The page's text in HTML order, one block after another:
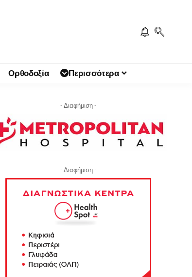
Ορθοδοξία Περισσότερα
- Διαφήμιση -
- Διαφήμιση -